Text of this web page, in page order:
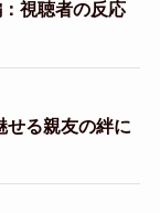
視聴者の反応
せる親友の絆に